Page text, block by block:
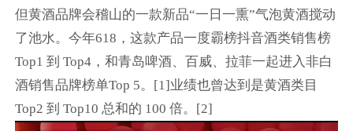
但黄酒品牌会稽山的一款新品“一日一熏”气泡黄酒搅动
了池水。今年618，这款产品一度霸榜抖音酒类销售榜
Top1 到 Top4，和青岛啤酒、百威、拉菲一起进入非白
酒销售品牌榜单Top 5。[1]业绩也曾达到是黄酒类目
Top2 到 Top10 总和的 100 倍。[2]